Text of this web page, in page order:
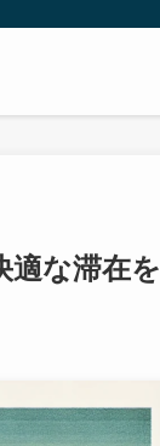
お届けします。
適な滞在を